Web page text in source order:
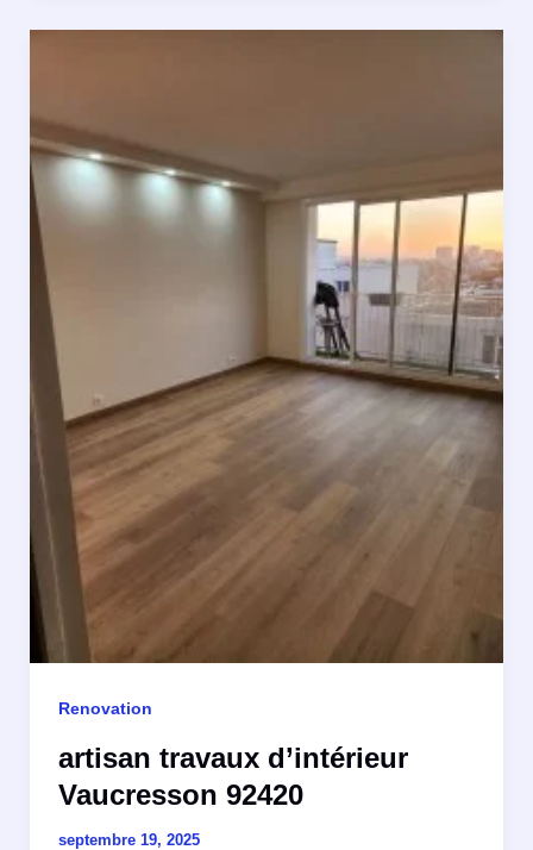
Renovation
artisan travaux d’intérieur
Vaucresson 92420
septembre 19, 2025